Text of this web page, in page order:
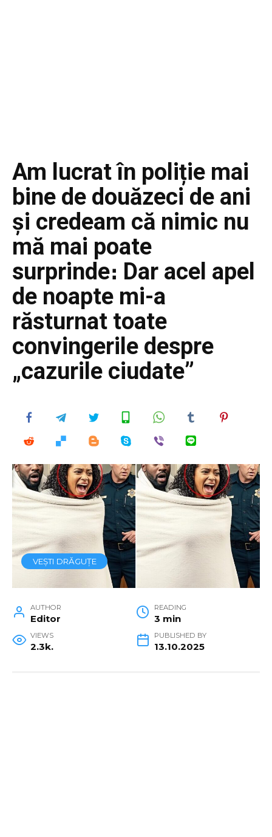
Am lucrat în poliție mai
bine de douăzeci de ani
și credeam că nimic nu
mă mai poate
surprinde։ Dar acel apel
de noapte mi-a
răsturnat toate
convingerile despre
„cazurile ciudate”
VEȘTI DRĂGUȚE
AUTHOR
Editor
READING
3 min
VIEWS
2.3k.
PUBLISHED BY
13.10.2025